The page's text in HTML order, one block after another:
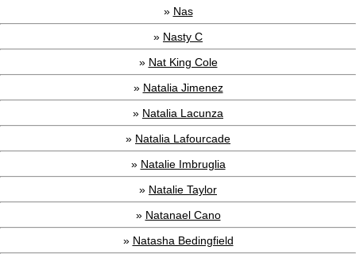
» Nas
» Nasty C
» Nat King Cole
» Natalia Jimenez
» Natalia Lacunza
» Natalia Lafourcade
» Natalie Imbruglia
» Natalie Taylor
» Natanael Cano
» Natasha Bedingfield